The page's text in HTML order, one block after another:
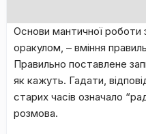
Основи мантичної роботи
оракулом, – вміння
Правильно поставлене
як кажуть. Гадати,
старих часів означало
розмова.